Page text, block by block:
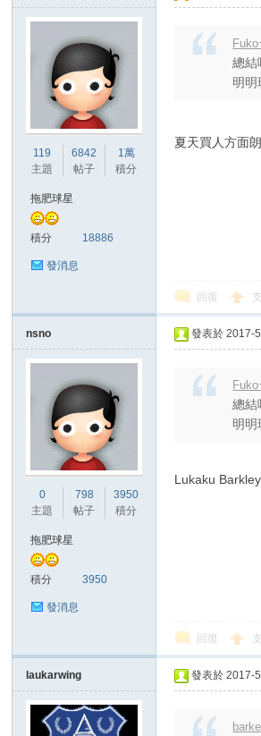
119
主題
6842
帖子
1萬
積分
拖肥球星
積分 18886
發消息
總結
明明
夏天買人方面
回復
nsno
0
主題
798
帖子
3950
積分
拖肥球星
積分 3950
發消息
發表於 2017-
總結
明明
Lukaku
回復
laukarwing 發表於 2017-